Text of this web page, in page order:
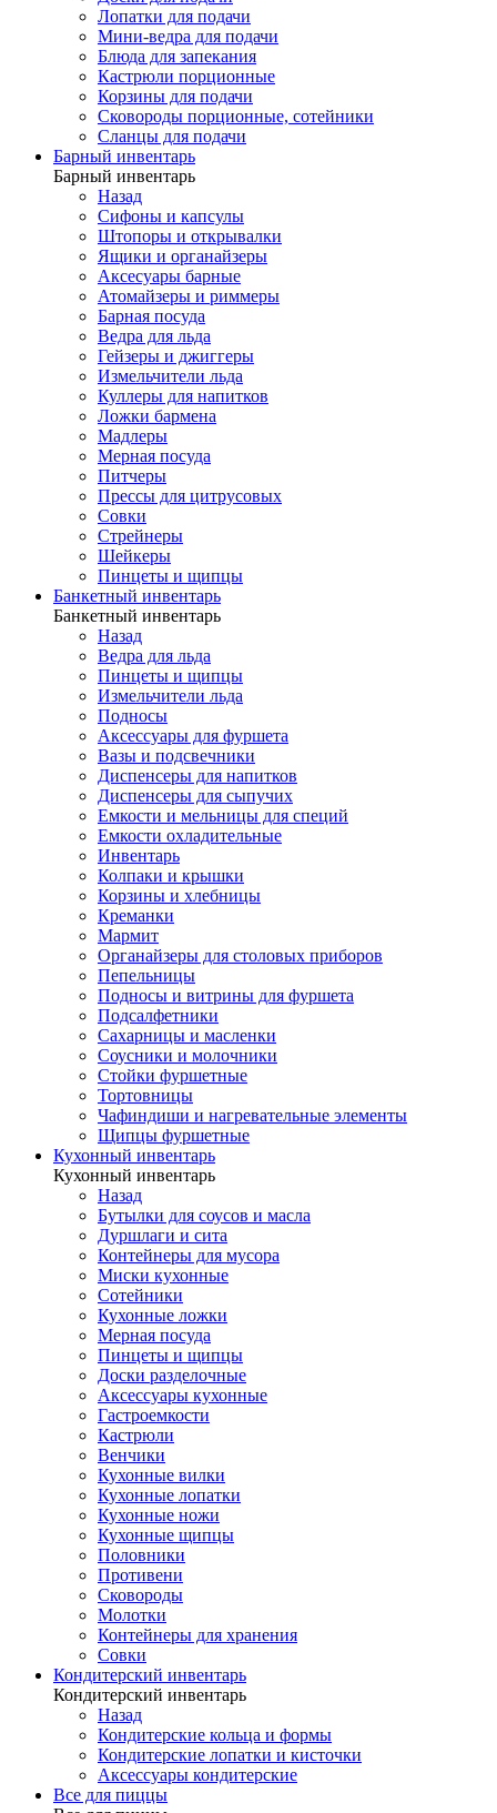
Лопатки для подачи
Мини-ведра для подачи
Блюда для запекания
Кастрюли порционные
Корзины для подачи
Сковороды порционные, сотейники
Сланцы для подачи
Барный инвентарь
Барный инвентарь
Назад
Сифоны и капсулы
Штопоры и открывалки
Ящики и органайзеры
Аксесуары барные
Атомайзеры и риммеры
Барная посуда
Ведра для льда
Гейзеры и джиггеры
Измельчители льда
Куллеры для напитков
Ложки бармена
Мадлеры
Мерная посуда
Питчеры
Прессы для цитрусовых
Совки
Стрейнеры
Шейкеры
Пинцеты и щипцы
Банкетный инвентарь
Банкетный инвентарь
Назад
Ведра для льда
Пинцеты и щипцы
Измельчители льда
Подносы
Аксессуары для фуршета
Вазы и подсвечники
Диспенсеры для напитков
Диспенсеры для сыпучих
Емкости и мельницы для специй
Емкости охладительные
Инвентарь
Колпаки и крышки
Корзины и хлебницы
Креманки
Мармит
Органайзеры для столовых приборов
Пепельницы
Подносы и витрины для фуршета
Подсалфетники
Сахарницы и масленки
Соусники и молочники
Стойки фуршетные
Тортовницы
Чафиндиши и нагревательные элементы
Щипцы фуршетные
Кухонный инвентарь
Кухонный инвентарь
Назад
Бутылки для соусов и масла
Дуршлаги и сита
Контейнеры для мусора
Миски кухонные
Сотейники
Кухонные ложки
Мерная посуда
Пинцеты и щипцы
Доски разделочные
Аксессуары кухонные
Гастроемкости
Кастрюли
Венчики
Кухонные вилки
Кухонные лопатки
Кухонные ножи
Кухонные щипцы
Половники
Противени
Сковороды
Молотки
Контейнеры для хранения
Совки
Кондитерский инвентарь
Кондитерский инвентарь
Назад
Кондитерские кольца и формы
Кондитерские лопатки и кисточки
Аксессуары кондитерские
Все для пиццы